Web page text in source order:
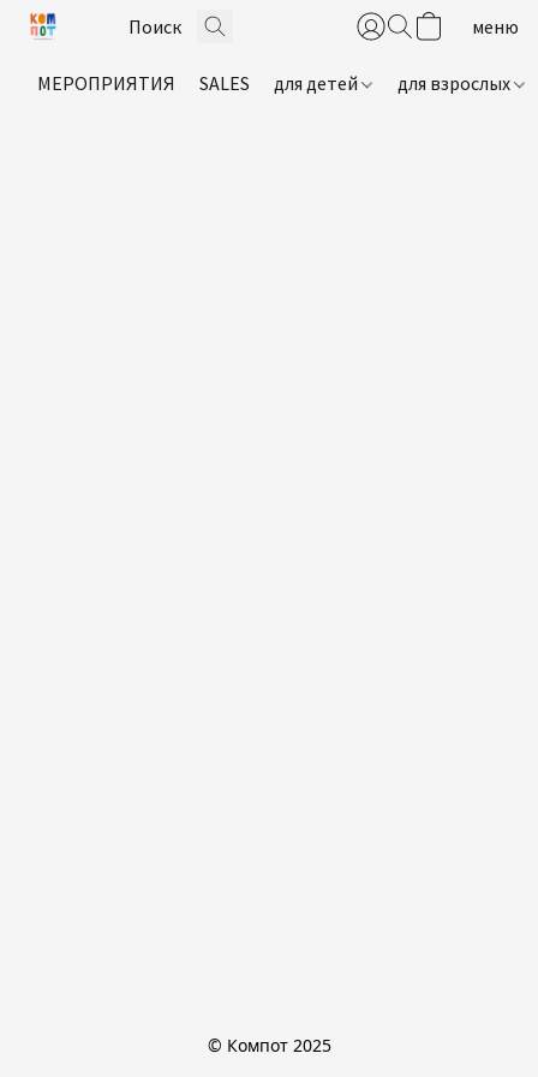
МЕРОПРИЯТИЯ SALES для детей для взрослых
© Компот 2025